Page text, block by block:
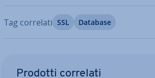
Tag correlati SSL Database
Prodotti correlati